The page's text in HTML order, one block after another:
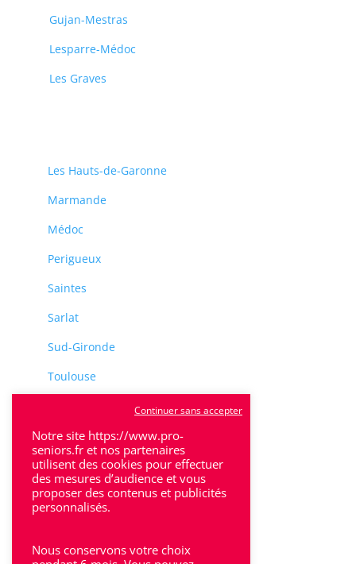
Gujan-Mestras
Lesparre-Médoc
Les Graves
Les Hauts-de-Garonne
Marmande
Médoc
Perigueux
Saintes
Sarlat
Sud-Gironde
Toulouse
Villeneuve-Sur-Lot
Notre site https://www.pro-
seniors.fr et nos partenaires
utilisent des cookies pour effectuer
des mesures d’audience et vous
proposer des contenus et publicités
personnalisés.
Nous conservons votre choix
Continuer sans accepter